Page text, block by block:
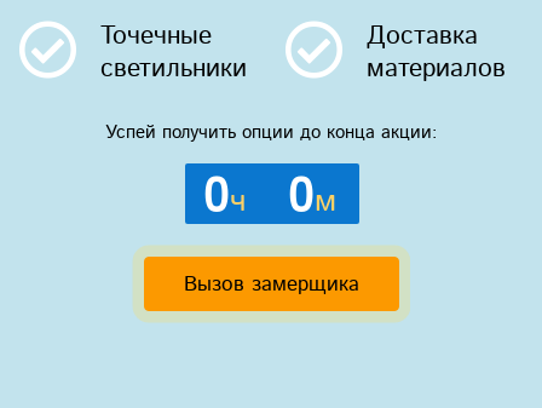
Точечные
светильники
Доставка
материалов
Успей получить опции до конца акции:
0ч 0м
Вызов замерщика